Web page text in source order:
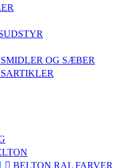
OG SÆBER
 BELTON RAL FARVER